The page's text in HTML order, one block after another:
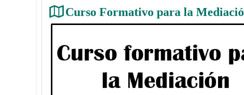
Curso Formativo para la